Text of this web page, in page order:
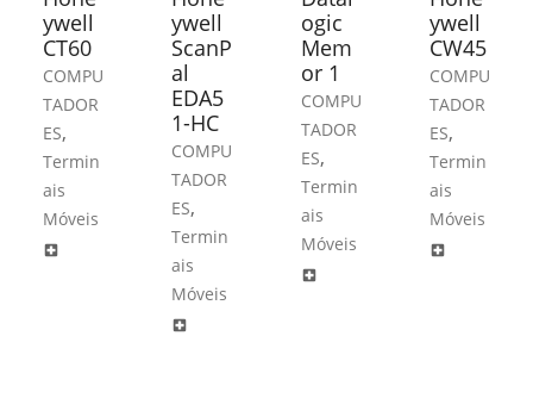
ywell
CT60
COMPU
TADOR
ES,
Termin
ais
Móveis
local_hospital
ywell
ScanP
al
EDA5
1-HC
COMPU
TADOR
ES,
Termin
ais
Móveis
local_hospital
ogic
Mem
or 1
COMPU
TADOR
ES,
Termin
ais
Móveis
local_hospital
ywell
CW45
COMPU
TADOR
ES,
Termin
ais
Móveis
local_hospital